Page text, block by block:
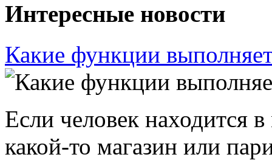
Интересные новости
Какие функции
Если человек находится
какой-то магазин или